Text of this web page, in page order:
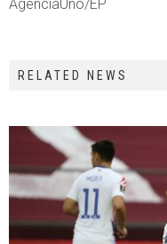
AgenciaUno/EP
RELATED NEWS